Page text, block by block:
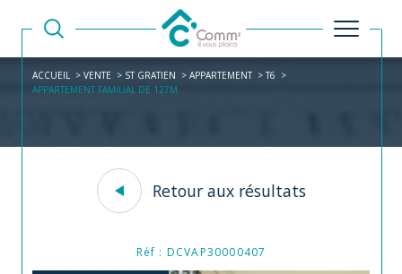
ACCUEIL VENTE ST GRATIEN APPARTEMENT
T6
APPARTEMENT FAMILIAL DE 127M
Retour aux résultats
Réf : DCVAP30000407